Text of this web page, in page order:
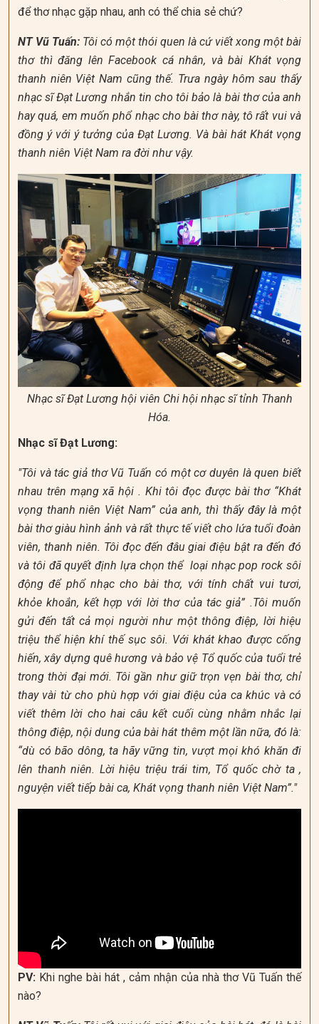
để thơ nhạc gặp nhau, anh có thể chia sẻ chứ?
NT Vũ Tuấn: Tôi có một thói quen là cứ viết xong một bài
thơ thì đăng lên Facebook cá nhân, và bài Khát vọng
thanh niên Việt Nam cũng thế. Trưa ngày hôm sau thấy
nhạc sĩ Đạt Lương nhắn tin cho tôi bảo là bài thơ của anh
hay quá, em muốn phổ nhạc cho bài thơ này, tô rất vui và
đồng ý với ý tưởng của Đạt Lương. Và bài hát Khát vọng
thanh niên Việt Nam ra đời như vậy.
Nhạc sĩ Đạt Lương hội viên Chi hội nhạc sĩ tỉnh Thanh
Hóa.
Nhạc sĩ Đạt Lương:
"Tôi và tác giả thơ Vũ Tuấn có một cơ duyên là quen biết
nhau trên mạng xã hội . Khi tôi đọc được bài thơ “Khát
vọng thanh niên Việt Nam” của anh, thì thấy đây là một
bài thơ giàu hình ảnh và rất thực tế viết cho lứa tuổi đoàn
viên, thanh niên. Tôi đọc đến đâu giai điệu bật ra đến đó
và tôi đã quyết định lựa chọn thể loại nhạc pop rock sôi
động để phổ nhạc cho bài thơ, với tính chất vui tươi,
khỏe khoắn, kết hợp với lời thơ của tác giả” .Tôi muốn
gửi đến tất cả mọi người như một thông điệp, lời hiệu
triệu thể hiện khí thế sục sôi. Với khát khao được cống
hiến, xây dựng quê hương và bảo vệ Tổ quốc của tuổi trẻ
trong thời đại mới. Tôi gần như giữ trọn vẹn bài thơ, chỉ
thay vài từ cho phù hợp với giai điệu của ca khúc và có
viết thêm lời cho hai câu kết cuối cùng nhằm nhắc lại
thông điệp, nội dung của bài hát thêm một lần nữa, đó là:
“dù có bão dông, ta hãy vững tin, vượt mọi khó khăn đi
lên thanh niên. Lời hiệu triệu trái tim, Tổ quốc chờ ta ,
nguyện viết tiếp bài ca, Khát vọng thanh niên Việt Nam”."
PV: Khi nghe bài hát , cảm nhận của nhà thơ Vũ Tuấn thế
nào?